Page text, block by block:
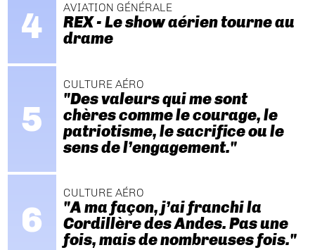
AVIATION GÉNÉRALE
REX - Le show aérien tourne au
drame
CULTURE AÉRO
"Des valeurs qui me sont
chères comme le courage, le
patriotisme, le sacrifice ou le
sens de l’engagement."
CULTURE AÉRO
"A ma façon, j’ai franchi la
Cordillère des Andes. Pas une
fois, mais de nombreuses fois."